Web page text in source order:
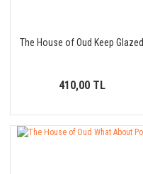
The House of Oud Keep Glazed
410,00 TL